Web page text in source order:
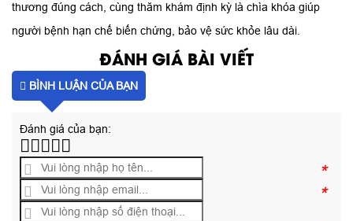
thương đúng cách, cùng thăm khám định kỳ là chìa khóa giúp
người bệnh hạn chế biến chứng, bảo vệ sức khỏe lâu dài.
ĐÁNH GIÁ BÀI VIẾT
BÌNH LUẬN CỦA BẠN
Đánh giá của bạn:
*
*